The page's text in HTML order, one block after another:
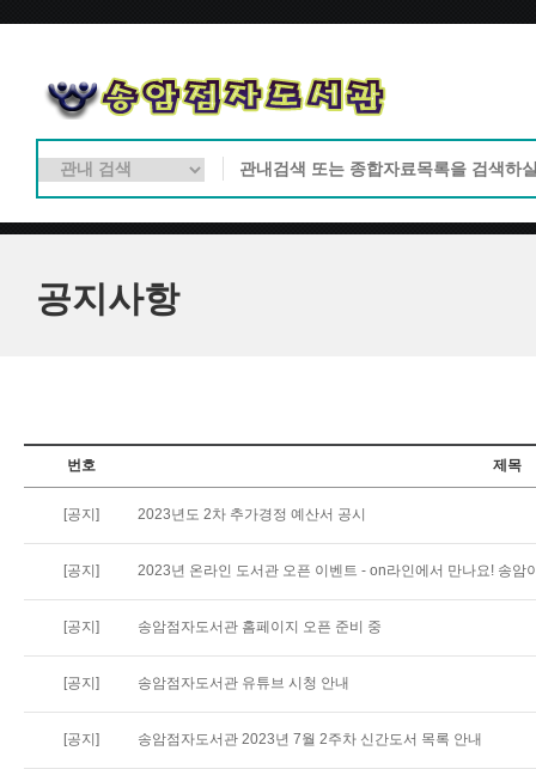
공지사항
번호 제목
[공지] 2023년도 2차 추가경정 예산서 공시
[공지] 2023년 온라인 도서관 오픈 이벤트 - on라인에서 만나요! 송암
[공지] 송암점자도서관 홈페이지 오픈 준비 중
[공지] 송암점자도서관 유튜브 시청 안내
[공지] 송암점자도서관 2023년 7월 2주차 신간도서 목록 안내